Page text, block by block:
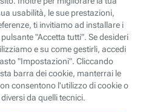
1 giorno
ricontrollare
corrispondenti
(impostata da
14 giorni
Identifica se
ricontrollare
corrispondenti
(impostata da